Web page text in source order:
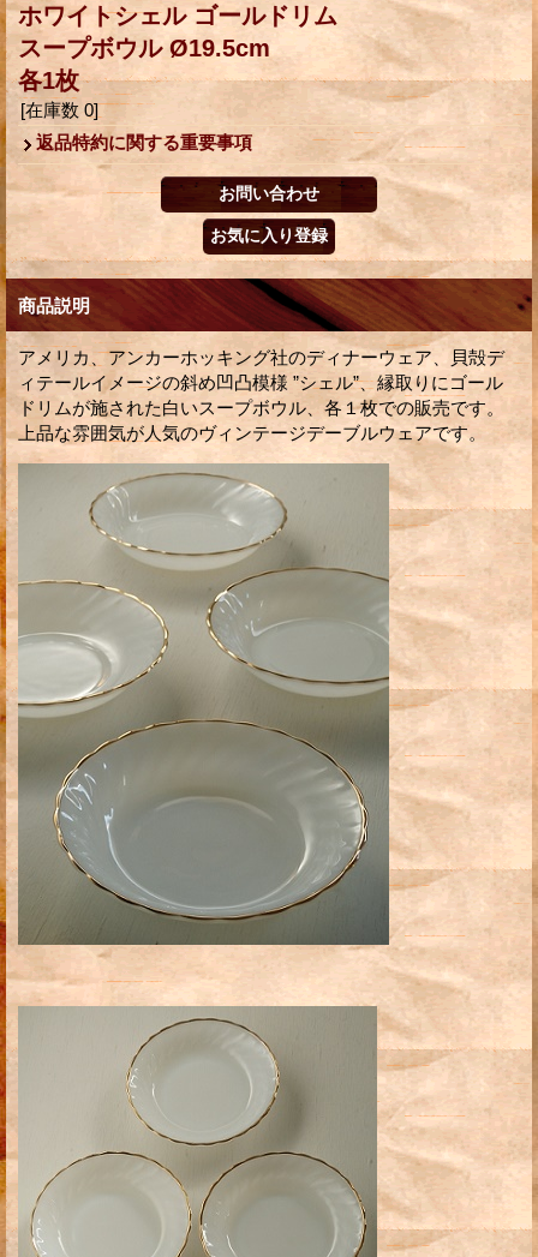
ホワイトシェル ゴールドリム
スープボウル Ø19.5cm
各1枚
[在庫数 0]
返品特約に関する重要事項
商品説明
アメリカ、アンカーホッキング社のディナーウェア、貝殻デ
ィテールイメージの斜め凹凸模様 ”シェル”、縁取りにゴール
ドリムが施された白いスープボウル、各１枚での販売です。
上品な雰囲気が人気のヴィンテージデーブルウェアです。